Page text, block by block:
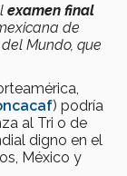
examen final
de
Mundo, que
) podría
al Tri o de
digno en el
México y